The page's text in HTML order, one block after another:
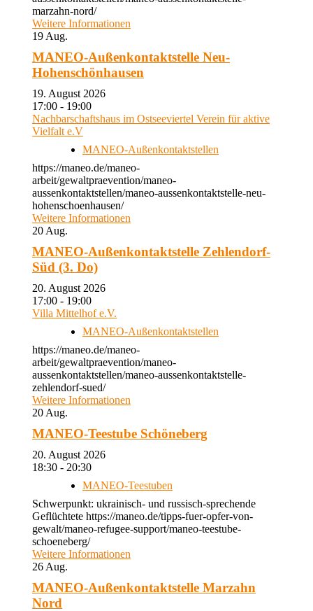
marzahn-nord/
Weitere Informationen
19 Aug.
MANEO-Außenkontaktstelle Neu-
Hohenschönhausen
19. August 2026
17:00 - 19:00
Nachbarschaftshaus im Ostseeviertel Verein für aktive
Vielfalt e.V
MANEO-Außenkontaktstellen
https://maneo.de/maneo-
arbeit/gewaltpraevention/maneo-
aussenkontaktstellen/maneo-aussenkontaktstelle-neu-
hohenschoenhausen/
Weitere Informationen
20 Aug.
MANEO-Außenkontaktstelle Zehlendorf-
Süd (3. Do)
20. August 2026
17:00 - 19:00
Villa Mittelhof e.V.
MANEO-Außenkontaktstellen
https://maneo.de/maneo-
arbeit/gewaltpraevention/maneo-
aussenkontaktstellen/maneo-aussenkontaktstelle-
zehlendorf-sued/
Weitere Informationen
20 Aug.
MANEO-Teestube Schöneberg
20. August 2026
18:30 - 20:30
MANEO-Teestuben
Schwerpunkt: ukrainisch- und russisch-sprechende
Geflüchtete https://maneo.de/tipps-fuer-opfer-von-
gewalt/maneo-refugee-support/maneo-teestube-
schoeneberg/
Weitere Informationen
26 Aug.
MANEO-Außenkontaktstelle Marzahn
Nord